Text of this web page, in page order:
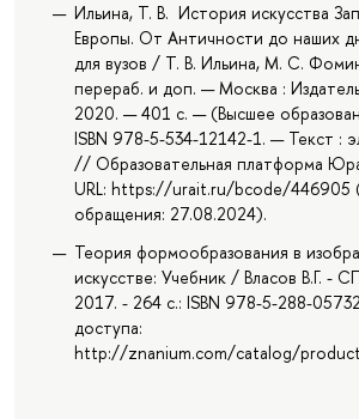
Ильина, Т. В. История искусства
Европы. От Античности до наших
для вузов / Т. В. Ильина, М. С.
перераб. и доп. — Москва :
2020. — 401 с. — (Высшее
ISBN 978-5-534-12142-1. — Текст :
// Образовательная платформа
URL: https://urait.ru/bcode/446905
обращения: 27.08.2024).
Теория формообразования в
искусстве: Учебник / Власов В.Г. -
2017. - 264 с.: ISBN 978-5-288-
доступа:
http://znanium.com/catalog/